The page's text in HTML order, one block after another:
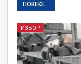
ПОВЕЌЕ...
ИЗБОР